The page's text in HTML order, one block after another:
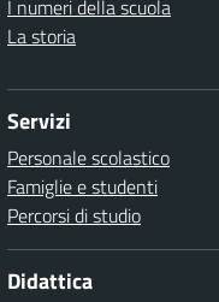
I numeri della scuola
La storia
Servizi
Personale scolastico
Famiglie e studenti
Percorsi di studio
Didattica